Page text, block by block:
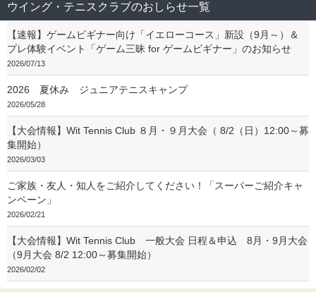
ウイング・テニスクラブのおしらせ一覧
【速報】ゲームビギナー向け「イエローコース」新設（9月～）＆
プレ体験イベント「ゲーム三昧 for ゲームビギナー」のお知らせ
2026/07/13
2026 夏休み ジュニアテニスキャンプ
2026/05/28
【大会情報】Wit Tennis Club ８月・９月大会（ 8/2（日）12:00～募
集開始）
2026/03/03
ご家族・友人・知人をご紹介してください！「スーパーご紹介キャ
ンペーン」
2026/02/21
【大会情報】Wit Tennis Club 一般大会 日程＆申込 8月・9月大会
（9月大会 8/2 12:00～募集開始）
2026/02/02